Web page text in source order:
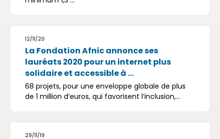
12/11/20
La Fondation Afnic annonce ses
lauréats 2020 pour un internet plus
solidaire et accessible à ...
68 projets, pour une enveloppe globale de plus
de 1 million d’euros, qui favorisent l’inclusion,...
29/11/19